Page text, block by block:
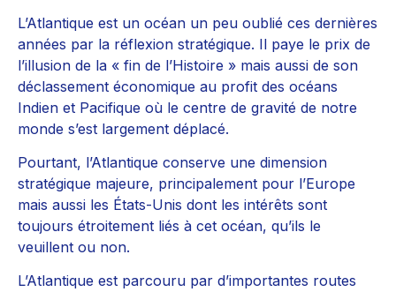
L’Atlantique est un océan un peu oublié ces dernières
années par la réflexion stratégique. Il paye le prix de
l’illusion de la « fin de l’Histoire » mais aussi de son
déclassement économique au profit des océans
Indien et Pacifique où le centre de gravité de notre
monde s’est largement déplacé.
Pourtant, l’Atlantique conserve une dimension
stratégique majeure, principalement pour l’Europe
mais aussi les États-Unis dont les intérêts sont
toujours étroitement liés à cet océan, qu’ils le
veuillent ou non.
L’Atlantique est parcouru par d’importantes routes